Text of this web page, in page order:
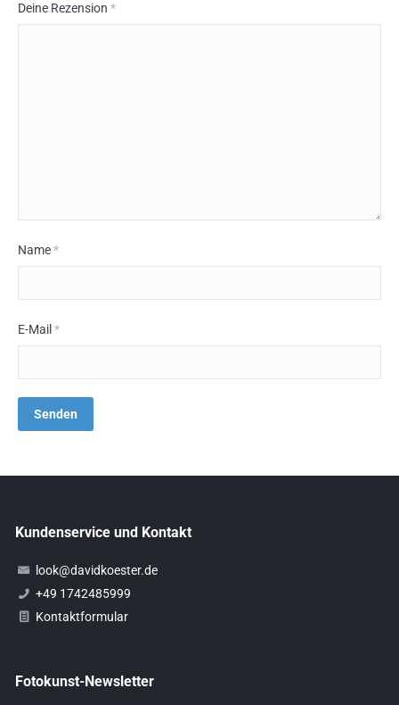
Deine Rezension *
Name*
E-Mail *
Kundenservice und Kontakt
look@davidkoester.de
+49 1742485999
Kontaktformular
Fotokunst-Newsletter